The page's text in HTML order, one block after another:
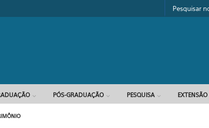
Pesquisar
PÓS-GRADUAÇÃO PESQUISA EXTENSÃO